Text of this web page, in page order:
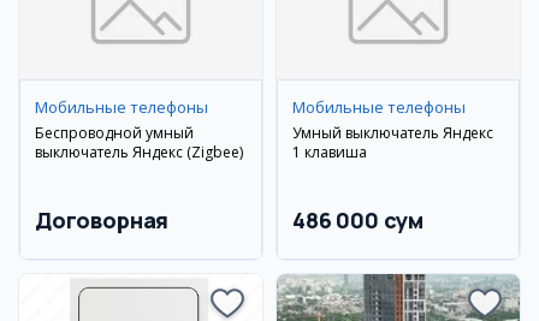
Мобильные телефоны
Беспроводной умный
выключатель Яндекс (Zigbee)
Договорная
Мобильные телефоны
Умный выключатель Яндекс
1 клавиша
486 000 сум